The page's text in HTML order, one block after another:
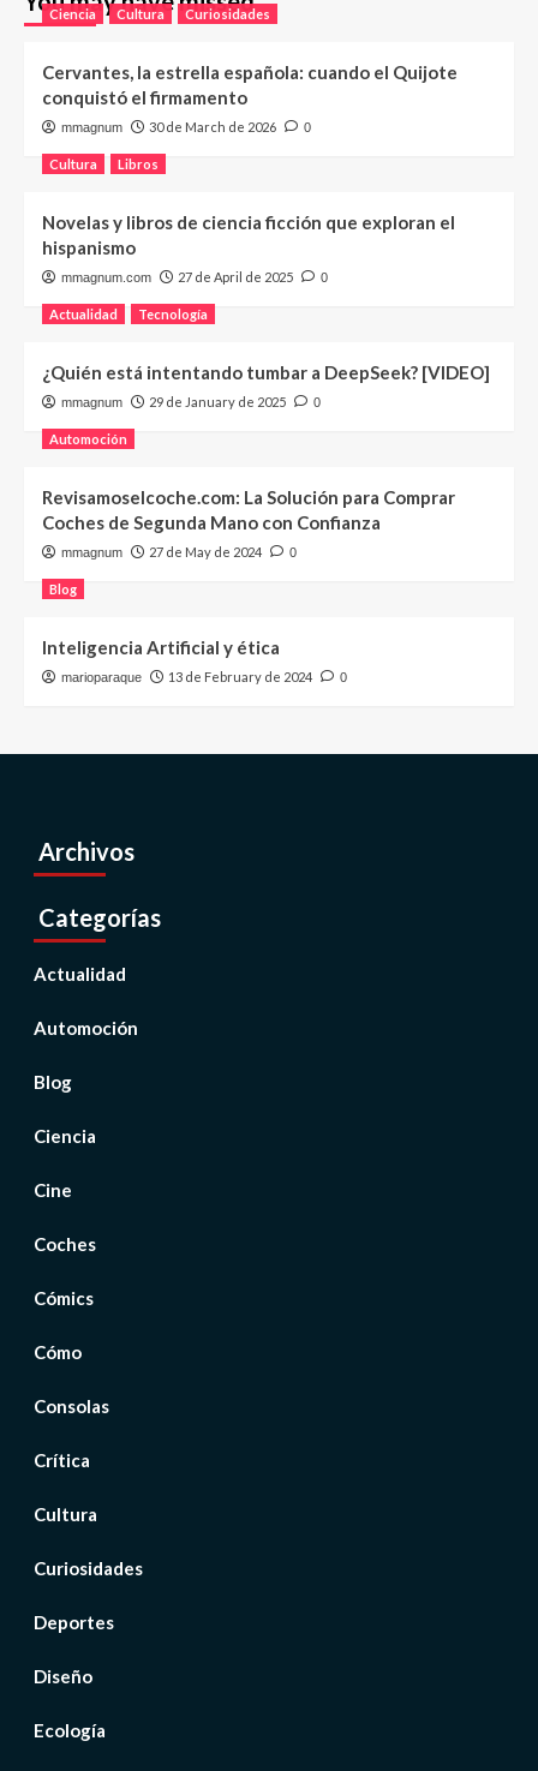
Ciencia Cultura Curiosidades
Cervantes, la estrella española: cuando el Quijote
conquistó el firmamento
mmagnum 30 de March de 2026 0
Cultura Libros
Novelas y libros de ciencia ficción que exploran el
hispanismo
mmagnum.com 27 de April de 2025 0
Actualidad Tecnología
¿Quién está intentando tumbar a DeepSeek? [VIDEO]
mmagnum 29 de January de 2025 0
Automoción
Revisamoselcoche.com: La Solución para Comprar
Coches de Segunda Mano con Confianza
mmagnum 27 de May de 2024 0
Blog
Inteligencia Artificial y ética
marioparaque 13 de February de 2024 0
Archivos
Categorías
Actualidad
Automoción
Blog
Ciencia
Cine
Coches
Cómics
Cómo
Consolas
Crítica
Cultura
Curiosidades
Deportes
Diseño
Ecología